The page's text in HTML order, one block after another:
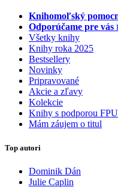
Knihomoľský
Odporúčame pre vás
Všetky knihy
Knihy roka 2025
Bestsellery
Novinky
Pripravované
Akcie a zľavy
Kolekcie
Knihy s podporou FPU
Mám záujem o titul
Top autori
Dominik Dán
Julie Caplin